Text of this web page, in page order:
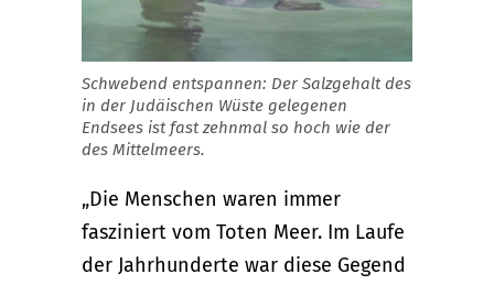
Schwebend entspannen: Der Salzgehalt des
in der Judäischen Wüste gelegenen
Endsees ist fast zehnmal so hoch wie der
des Mittelmeers.
„Die Menschen waren immer
fasziniert vom Toten Meer. Im Laufe
der Jahrhunderte war diese Gegend